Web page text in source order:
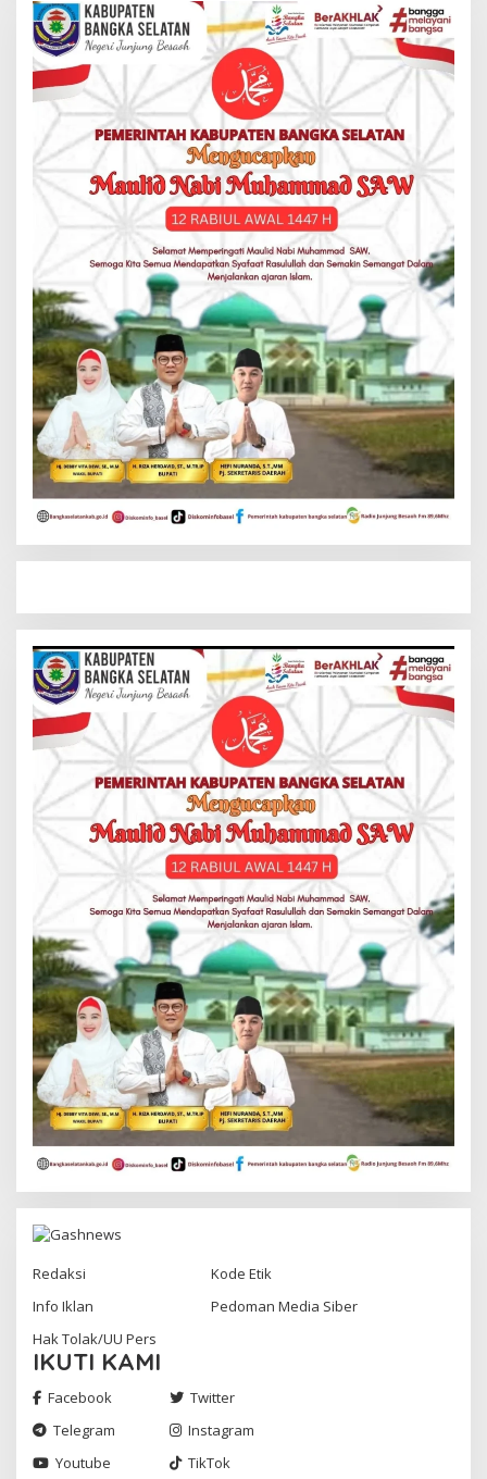
Redaksi
Kode Etik
Info Iklan
Pedoman Media Siber
Hak Tolak/UU Pers
IKUTI KAMI
Facebook
Twitter
Telegram
Instagram
Youtube
TikTok